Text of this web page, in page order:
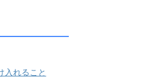
入れること